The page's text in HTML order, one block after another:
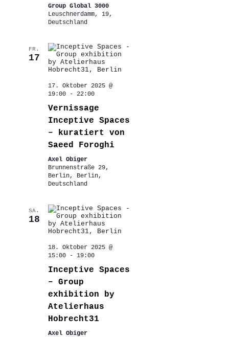
Group Global 3000
Leuschnerdamm, 19,
Deutschland
FR.
17
17. Oktober 2025 @
19:00- 22:00
Vernissage
Inceptive Spaces
– kuratiert von
Saeed Foroghi
Axel Obiger
Brunnenstraße 29,
Berlin, Berlin,
Deutschland
SA.
18
18. Oktober 2025 @
15:00- 19:00
Inceptive Spaces
– Group
exhibition by
Atelierhaus
Hobrecht31
Axel Obiger